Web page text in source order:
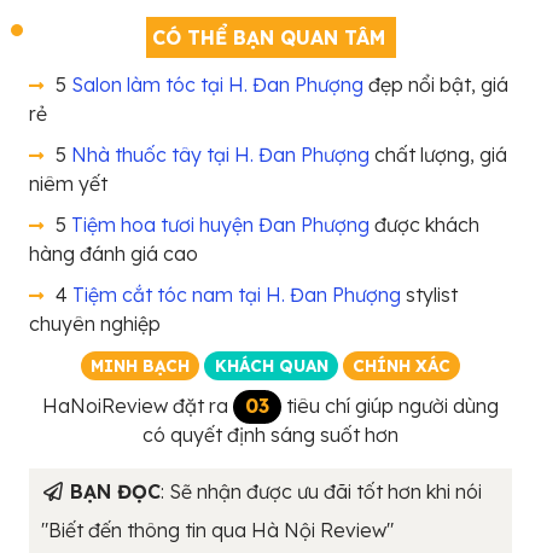
CÓ THỂ BẠN QUAN TÂM
5 Salon làm tóc tại H. Đan Phượng đẹp nổi bật, giá
rẻ
5 Nhà thuốc tây tại H. Đan Phượng chất lượng, giá
niêm yết
5 Tiệm hoa tươi huyện Đan Phượng được khách
hàng đánh giá cao
4 Tiệm cắt tóc nam tại H. Đan Phượng stylist
chuyên nghiệp
MINH BẠCH KHÁCH QUAN CHÍNH XÁC
HaNoiReview đặt ra 03 tiêu chí giúp người dùng
có quyết định sáng suốt hơn
BẠN ĐỌC: Sẽ nhận được ưu đãi tốt hơn khi nói
"Biết đến thông tin qua Hà Nội Review"